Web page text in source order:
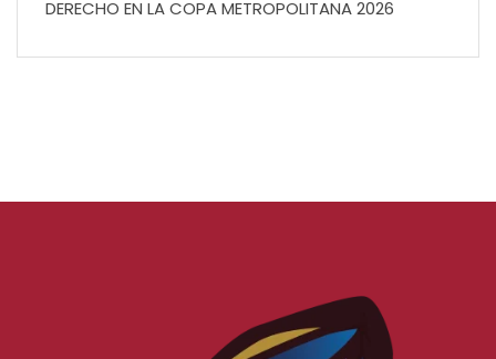
DERECHO EN LA COPA METROPOLITANA 2026